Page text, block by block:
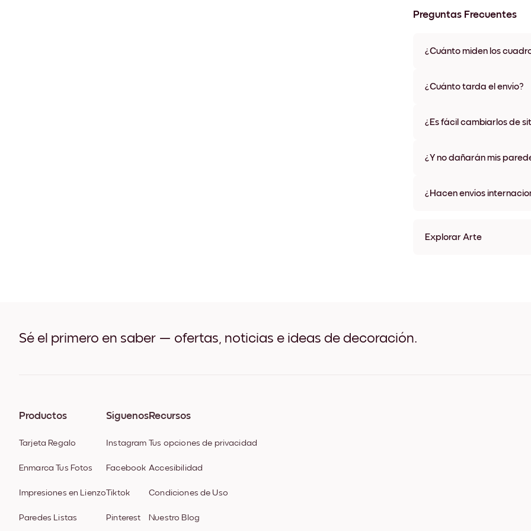
Preguntas Frecuentes
¿Cuánto miden los
materiales y colores de
¿Cuánto tarda el envío?
algunos países. Te
¿Es fácil cambiarlos de
¿Y no dañarán mis
¿Hacen envíos
Explorar Arte
Sé el primero en saber — ofertas, noticias e ideas de decoración.
Productos
Tarjeta Regalo
Enmarca Tus Fotos
Impresiones en Lienzo
Paredes Listas
Síguenos
Instagram
Facebook
Tiktok
Pinterest
Recursos
Tus opciones de privacidad
Accesibilidad
Condiciones de Uso
Nuestro Blog